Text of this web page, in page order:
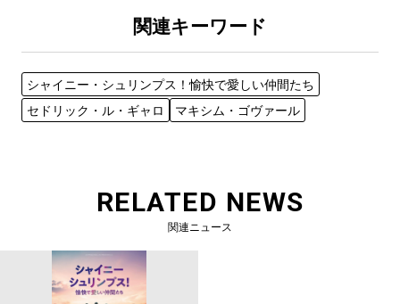
関連キーワード
シャイニー・シュリンプス！愉快で愛しい仲間たち
セドリック・ル・ギャロ
マキシム・ゴヴァール
RELATED NEWS
関連ニュース